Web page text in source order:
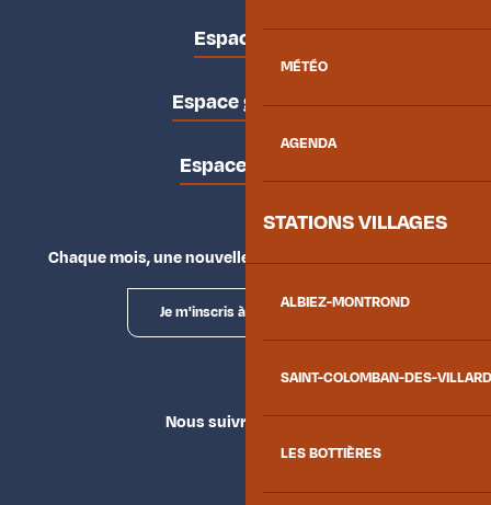
MÉTÉO
AGENDA
STATIONS VILLAGES
ALBIEZ-MONTROND
SAINT-COLOMBAN-DES-
LES BOTTIÈRES
Espace pro
Espace groupes
Espace presse
Chaque mois, une nouvelle façon d'explorer la vallée.
Je m'inscris à la newsletter
Nous suivre